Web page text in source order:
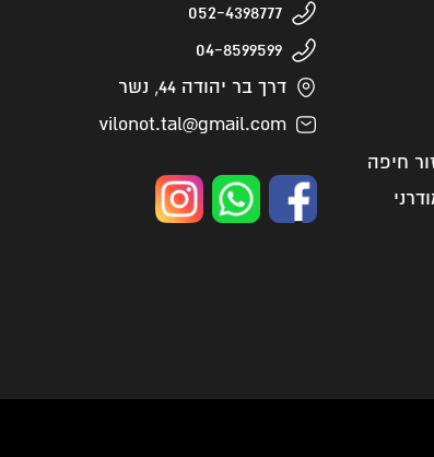
חיפה
052-4398777
04-8599599
דרך בר יהודה 44, נשר
vilonot.tal@gmail.com